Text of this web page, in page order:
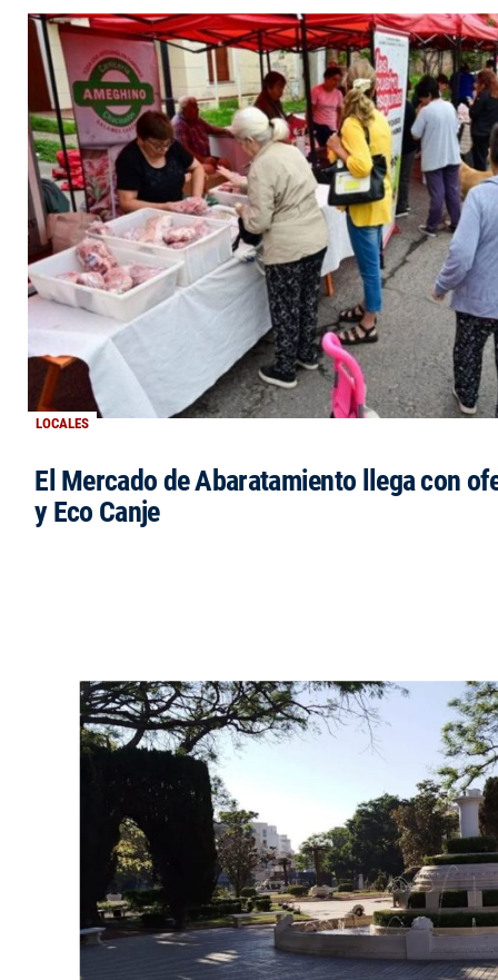
LOCALES
El Mercado de Abaratamiento llega con
y Eco Canje